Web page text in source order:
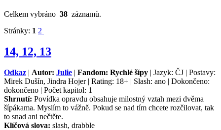
Celkem vybráno 38 záznamů.
Stránky: 1 2
14, 12, 13
Odkaz | Autor: Julie | Fandom: Rychlé šípy | Jazyk: ČJ | Postavy:
Mirek Dušín, Jindra Hojer | Rating: 18+ | Slash: ano | Dokončeno:
dokončeno | Počet kapitol: 1
Shrnutí: Povídka opravdu obsahuje milostný vztah mezi dvěma
šípákama. Myslím to vážně. Pokud se nad tím chcete rozčilovat, tak
to snad ani nečtěte.
Klíčová slova: slash, drabble